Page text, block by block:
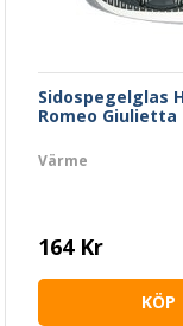
Sidospegelglas
Romeo Giulietta
Värme
164 Kr
KÖP